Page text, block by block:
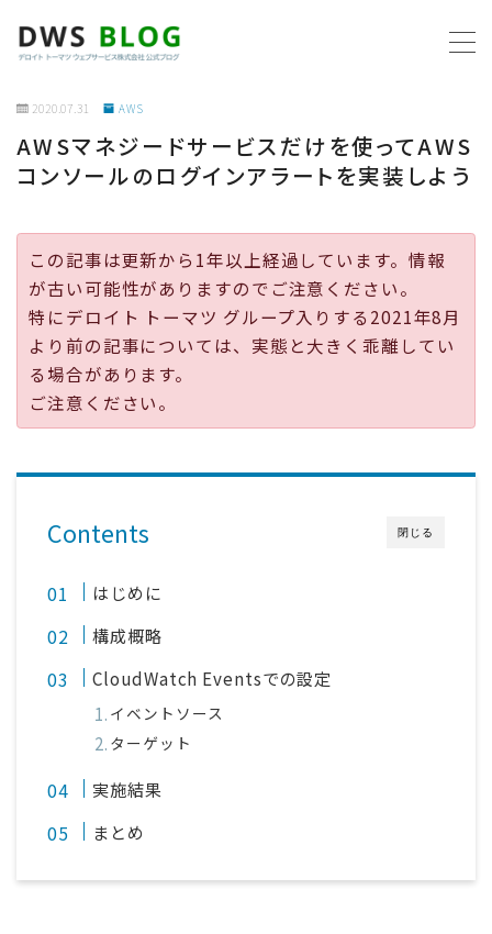
ホーム
プログラミング
ビジネス
リモートワーク
公式ページ
2020.07.31 AWS
AWSマネジードサービスだけを使ってAWS
コンソールのログインアラートを実装しよう
この記事は更新から1年以上経過しています。情報
が古い可能性がありますのでご注意ください。
特にデロイト トーマツ グループ入りする2021年8月
より前の記事については、実態と大きく乖離してい
る場合があります。
ご注意ください。
閉じる
Contents
はじめに
構成概略
CloudWatch Eventsでの設定
イベントソース
ターゲット
実施結果
まとめ